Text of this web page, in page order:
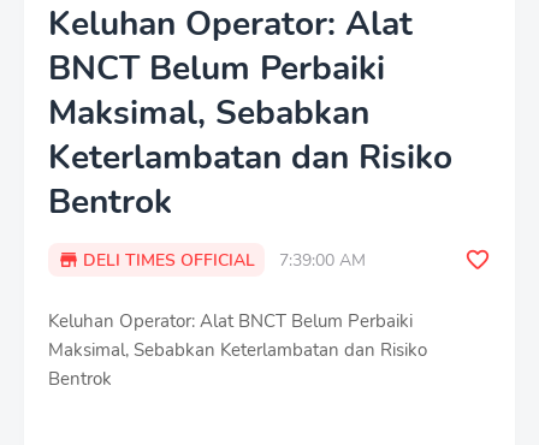
Keluhan Operator: Alat
BNCT Belum Perbaiki
Maksimal, Sebabkan
Keterlambatan dan Risiko
Bentrok
DELI TIMES OFFICIAL 7:39:00 AM
Keluhan Operator: Alat BNCT Belum Perbaiki
Maksimal, Sebabkan Keterlambatan dan Risiko
Bentrok